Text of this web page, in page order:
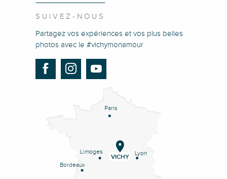
SUIVEZ-NOUS
Partagez vos expériences et vos plus belles
photos avec le #vichymonamour
Paris
Lyon
Limoges
Bordeaux
VICHY